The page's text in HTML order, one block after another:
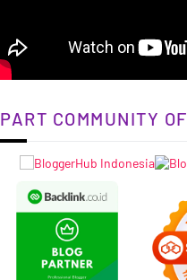
COMMUNITY OF